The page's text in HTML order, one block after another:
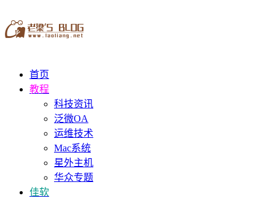
首页
教程
科技资讯
泛微OA
运维技术
Mac系统
星外主机
华众专题
佳软